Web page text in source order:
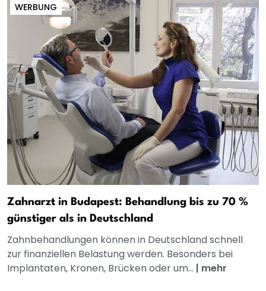
WERBUNG
Zahnarzt in Budapest: Behandlung bis zu 70 %
günstiger als in Deutschland
Zahnbehandlungen können in Deutschland schnell
zur finanziellen Belastung werden. Besonders bei
Implantaten, Kronen, Brücken oder um... | mehr